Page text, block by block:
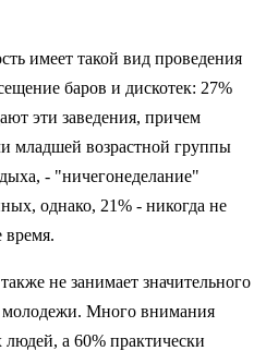
имеет такой вид проведения
баров и дискотек: 27%
эти заведения, причем
младшей возрастной группы
- "ничегонеделание"
однако, 21% - никогда не
время.
не занимает значительного
молодежи. Много внимания
а 60% практически